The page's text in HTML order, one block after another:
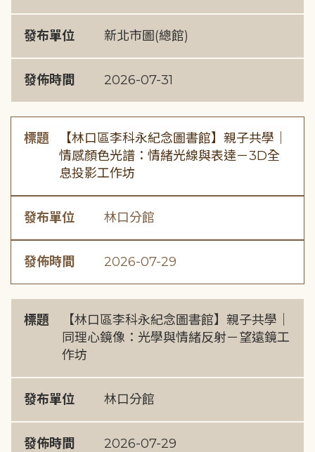
發布單位 新北市圖(總館)
發佈時間 2026-07-31
標題
【林口區李科永紀念圖書館】親子共學｜
情感顏色光譜：情緒光線與表達－3D全
息投影工作坊
發布單位 林口分館
發佈時間 2026-07-29
標題
【林口區李科永紀念圖書館】親子共學｜
同理心鏡像：光學與情緒反射－望遠鏡工
作坊
發布單位 林口分館
發佈時間 2026-07-29